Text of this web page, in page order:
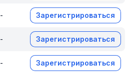
- Зарегистрироваться
- Зарегистрироваться
- Зарегистрироваться